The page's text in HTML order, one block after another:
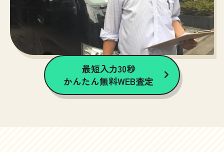
最短入力30秒
かんたん無料WEB査定